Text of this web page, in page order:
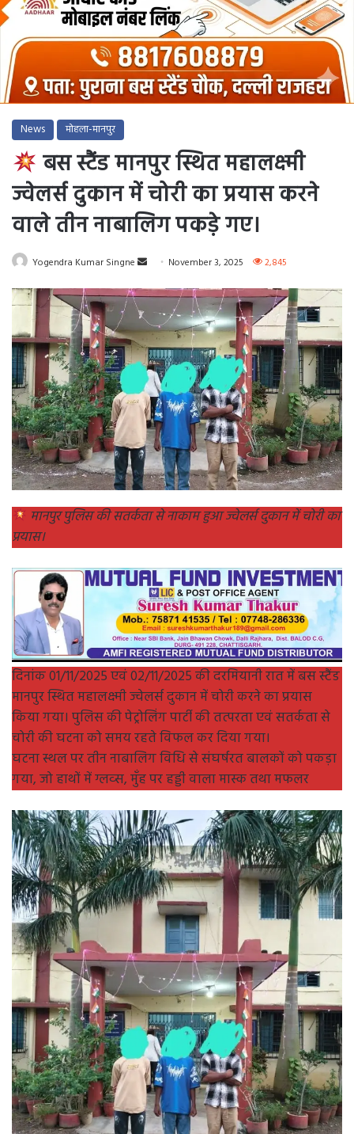
News मोहला-मानपुर
बस स्टैंड मानपुर स्थित महालक्ष्मी
ज्वेलर्स दुकान में चोरी का प्रयास करने
वाले तीन नाबालिग पकड़े गए।
Yogendra Kumar Singne
Send
email
November 3, 2025 2,845
मानपुर पुलिस की सतर्कता से नाकाम हुआ ज्वेलर्स दुकान में चोरी का
प्रयास।
दिनांक 01/11/2025 एवं 02/11/2025 की दरमियानी रात में बस स्टैंड
मानपुर स्थित महालक्ष्मी ज्वेलर्स दुकान में चोरी करने का प्रयास
किया गया। पुलिस की पेट्रोलिंग पार्टी की तत्परता एवं सतर्कता से
चोरी की घटना को समय रहते विफल कर दिया गया।
घटना स्थल पर तीन नाबालिग विधि से संघर्षरत बालकों को पकड़ा
गया, जो हाथों में ग्लव्स, मुँह पर हड्डी वाला मास्क तथा मफलर